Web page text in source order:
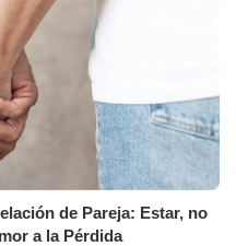
de Pareja: Estar, no
a la Pérdida